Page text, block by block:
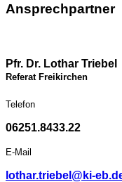
Ansprechpartner
Pfr. Dr. Lothar Triebel
Referat Freikirchen
Telefon
06251.8433.22
E-Mail
lothar.triebel@ki-